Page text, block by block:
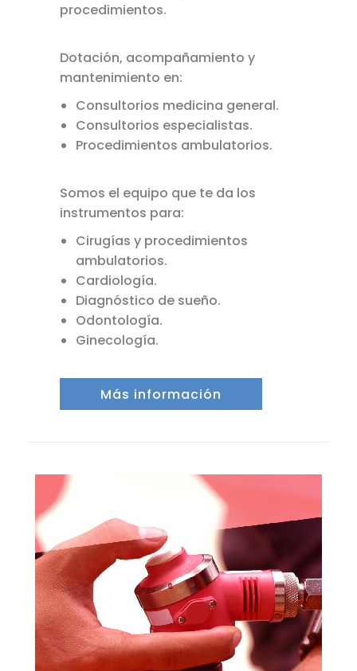
procedimientos.
Dotación, acompañamiento y
mantenimiento en:
Consultorios medicina general.
Consultorios especialistas.
Procedimientos ambulatorios.
Somos el equipo que te da los
instrumentos para:
Cirugías y procedimientos
ambulatorios.
Cardiología.
Diagnóstico de sueño.
Odontología.
Ginecología.
Más información